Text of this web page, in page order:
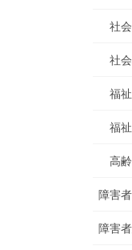
社
社
福
福
高
障害
障害